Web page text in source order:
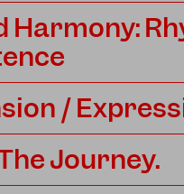
Harmony:
/
Journey.